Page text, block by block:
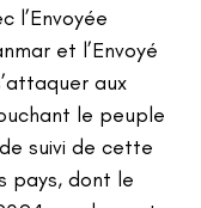
l’Envoyée
et l’Envoyé
aux
le peuple
suivi de cette
pays, dont le